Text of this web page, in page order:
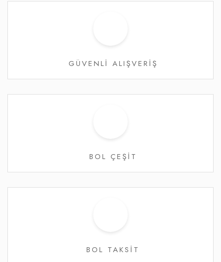
GÜVENLİ ALIŞVERİŞ
BOL ÇEŞİT
BOL TAKSİT